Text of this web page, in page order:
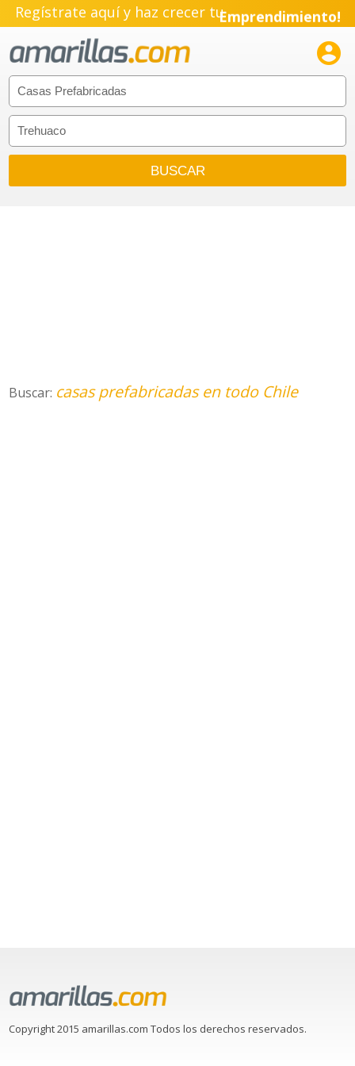
Regístrate aquí y haz crecer tuEmprendimiento!

Buscar: casas prefabricadas en todo Chile
Copyright 2015 amarillas.com Todos los derechos reservados.